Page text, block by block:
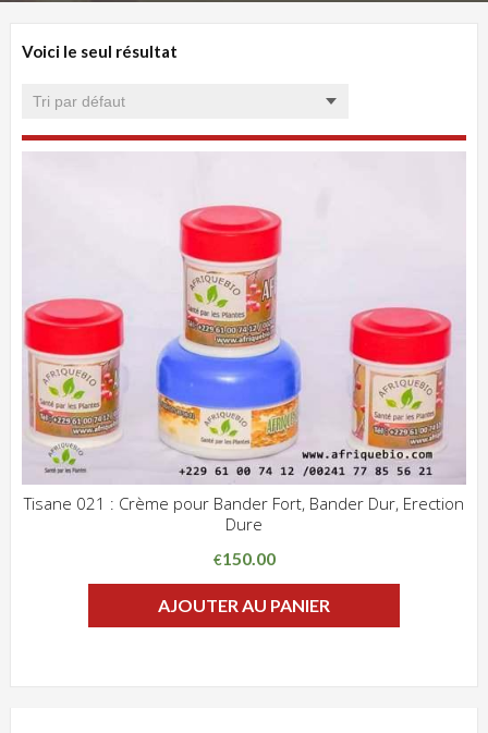
Voici le seul résultat
Tisane 021 : Crème pour Bander Fort, Bander Dur, Erection
Dure
€150.00
AJOUTER AU PANIER